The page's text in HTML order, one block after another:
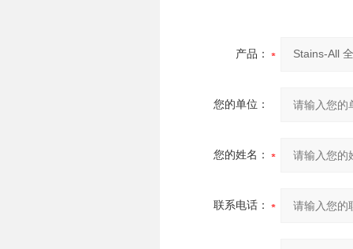
产品：
您的单位：
您的姓名：
联系电话：